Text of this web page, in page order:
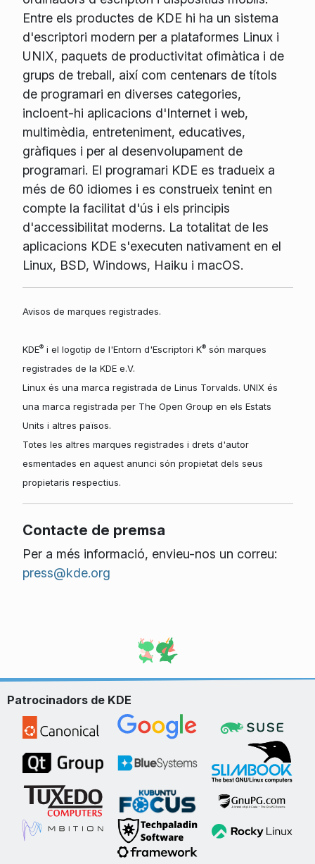
Entre els productes de KDE hi ha un sistema
d'escriptori modern per a plataformes Linux i
UNIX, paquets de productivitat ofimàtica i de
grups de treball, així com centenars de títols
de programari en diverses categories,
incloent-hi aplicacions d'Internet i web,
multimèdia, entreteniment, educatives,
gràfiques i per al desenvolupament de
programari. El programari KDE es tradueix a
més de 60 idiomes i es construeix tenint en
compte la facilitat d'ús i els principis
d'accessibilitat moderns. La totalitat de les
aplicacions KDE s'executen nativament en el
Linux, BSD, Windows, Haiku i macOS.
Avisos de marques registrades.
KDE®i el logotip de l'Entorn d'Escriptori K®són marques
registrades de la KDE e.V.
Linux és una marca registrada de Linus Torvalds. UNIX és
una marca registrada per The Open Group en els Estats
Units i altres països.
Totes les altres marques registrades i drets d'autor
esmentades en aquest anunci són propietat dels seus
propietaris respectius.
Contacte de premsa
Per a més informació, envieu-nos un correu:
press@kde.org
Patrocinadors de KDE